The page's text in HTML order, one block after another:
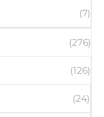
(7)
(276)
(126)
(24)